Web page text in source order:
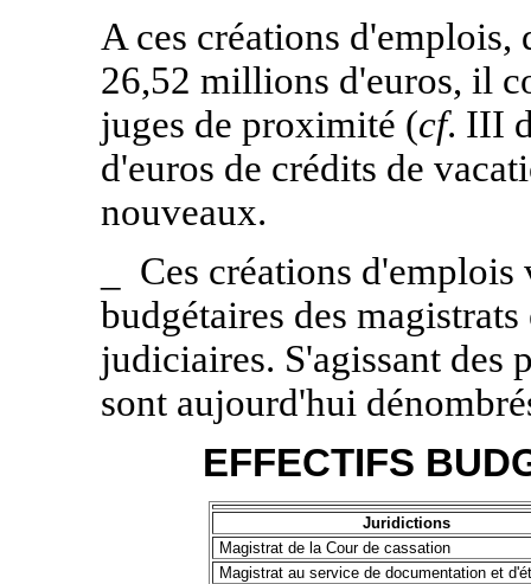
A ces créations d'emplois,
26,52 millions d'euros, il
juges de proximité (cf. III
d'euros de crédits de
nouveaux.
Ces créations
budgétaires des
judiciaires. S'agissant des
sont aujourd'hui
EFFECTIFS
Juridictions
Magistrat de la Cour de cassation
Magistrat au service de documentation et